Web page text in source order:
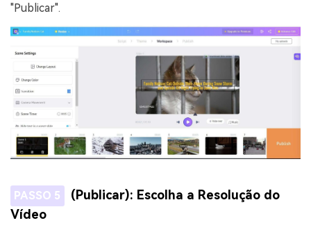
"Publicar".
PASSO 5
(Publicar): Escolha a Resolução do
Vídeo